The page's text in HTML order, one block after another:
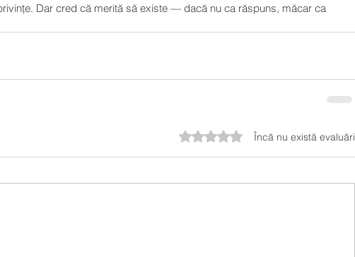
Dar cred că merită să existe — dacă nu ca răspuns, măcar ca
Evaluat(ă) cu 0 din 5 stele.Încă nu există evaluări